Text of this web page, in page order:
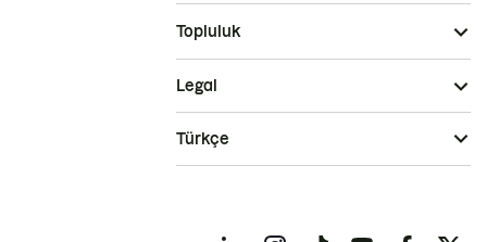
Topluluk
Legal
Türkçe